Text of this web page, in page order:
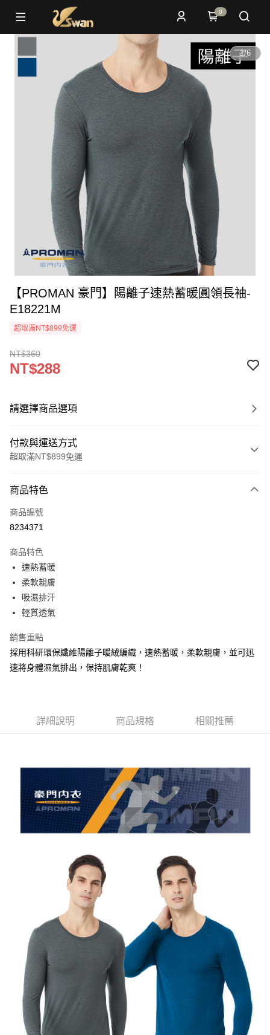
0
1/6
【PROMAN 豪門】陽離子速熱蓄暖圓領長袖-
E18221M
超取滿NT$899免運
NT$360
NT$288
請選擇商品選項
付款與運送方式
超取滿NT$899免運
信用卡一次付款
超商取貨付款
街口支付
悠遊付
AFTEE先享後付
【關於「AFTEE先享後付」】
AFTEE先享後付是「在收到商品之後才付款」的支付方式。 讓您購物簡單
便利好安心！
１．簡單：不需註冊會員、不需綁卡、不需儲值。
１．於結帳方式選擇「AFTEE先享後付」後，將跳轉至「AFTEE先享後付」
ATM／網路銀行／等多元方式進行付款，方視為交易完成。
※ 請注意：結帳手續完成當下不需立刻繳費，但若您需要取消訂單，請聯絡
購買商品的店家。未經商家同意取消之訂單仍視為有效，需透過AFTEE先享
後付繳納相關費用。
※ 交易是否成功請以「AFTEE先享後付 」之結帳頁面顯示為準，若有關於
是否繳費成功／繳費後需取消欲退款等相關疑問，請聯繫「AFTEE先享後付
客戶支援中心」https://netprotections.freshdesk.com/support/home
１．透過由恩沛科技股份有限公司提供之「AFTEE先享後付」服務完成之交
易，需依本服務之必要範圍內提供個人資料，並將交易相關給付款項請求債
權轉讓予恩沛科技股份有限公司。
２．關於個人資料處理事宜，請瀏覽以下網址：
https://aftee.tw/terms/#terms3
３．未成年的使用者請事先徵得法定代理人或監護人之同意方可使用
「AFTEE先享後付」，若未經同意申辦者引起之損失，本公司不負相關責
任。
４．使用「AFTEE先享後付」時，將依據個別帳號之用戶狀況，依本公司即
時審查核予不同之上限額度；若仍有額度不足之情形，本公司將視審查結果
請求用戶進行身份認證。
５．嚴禁一人註冊多個帳號或使用他人資訊註冊。若發現惡意使用之情形，
恩沛科技股份有限公司將有權停止該用戶之使用額度並採取法律行動。
ATM付款
7-11取貨付款
每筆NT$80，滿NT$899(含以上)免運費
付款後7-11取貨
每筆NT$80，滿NT$899(含以上)免運費
每筆NT$100，滿NT$899(含以上)免運費
商品特色
商品編號
8234371
商品特色
速熱蓄暖
柔軟親膚
吸濕排汗
輕質透氣
銷售重點
採用科研環保纖維陽離子暖絨編織，速熱蓄暖，柔軟親膚，並可迅
速將身體濕氣排出，保持肌膚乾爽！
詳細說明 商品規格 相關推薦